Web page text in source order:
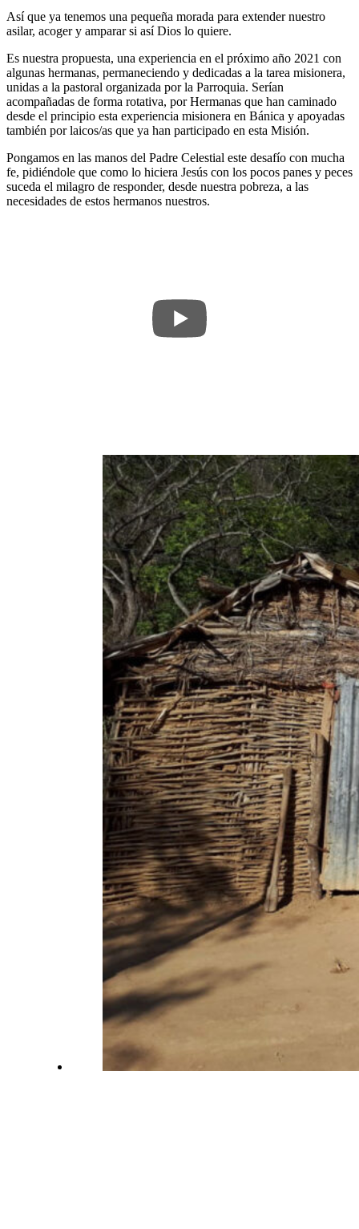
Así que ya tenemos una pequeña morada para extender nuestro
asilar, acoger y amparar si así Dios lo quiere.
Es nuestra propuesta, una experiencia en el próximo año 2021 con
algunas hermanas, permaneciendo y dedicadas a la tarea misionera,
unidas a la pastoral organizada por la Parroquia. Serían
acompañadas de forma rotativa, por Hermanas que han caminado
desde el principio esta experiencia misionera en Bánica y apoyadas
también por laicos/as que ya han participado en esta Misión.
Pongamos en las manos del Padre Celestial este desafío con mucha
fe, pidiéndole que como lo hiciera Jesús con los pocos panes y peces
suceda el milagro de responder, desde nuestra pobreza, a las
necesidades de estos hermanos nuestros.